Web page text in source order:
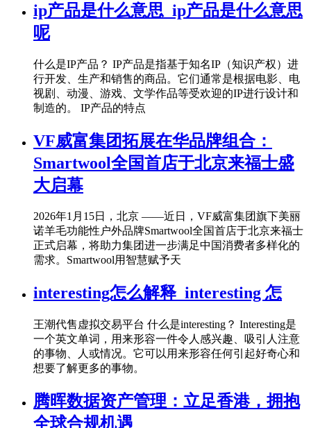
ip产品是什么意思_ip产品是什么意思
呢
什么是IP产品？ IP产品是指基于知名IP（知识产权）进
行开发、生产和销售的商品。它们通常是根据电影、电
视剧、动漫、游戏、文学作品等受欢迎的IP进行设计和
制造的。 IP产品的特点
VF威富集团拓展在华品牌组合：
Smartwool全国首店于北京来福士盛
大启幕
2026年1月15日，北京 ——近日，VF威富集团旗下美丽
诺羊毛功能性户外品牌Smartwool全国首店于北京来福士
正式启幕，将助力集团进一步满足中国消费者多样化的
需求。Smartwool用智慧赋予天
interesting怎么解释_interesting 怎
王潮代售虚拟交易平台 什么是interesting？ Interesting是
一个英文单词，用来形容一件令人感兴趣、吸引人注意
的事物、人或情况。它可以用来形容任何引起好奇心和
想要了解更多的事物。
腾晖数据资产管理：立足香港，拥抱
全球合规机遇